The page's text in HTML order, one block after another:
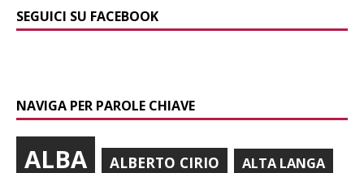
SEGUICI SU FACEBOOK
NAVIGA PER PAROLE CHIAVE
ALBA ALBERTO CIRIO ALTA LANGA